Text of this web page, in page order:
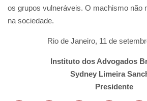
os grupos vulneráveis. O machismo não
na sociedade.
Rio de Janeiro, 11 de
Instituto dos Advogados
Sydney Limeira
Presidente